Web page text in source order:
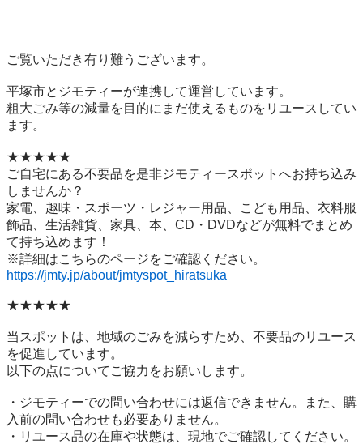
ご覧いただき有り難うございます。
平塚市とジモティーが連携して運営しています。
粗⼤ごみ等の減量を⽬的にまだ使えるものをリユースしてい
ます。
★★★★★
ご自宅にある不要品を是非ジモティースポットへお持ち込み
しませんか？
家電、趣味・スポーツ・レジャー用品、こども用品、衣料服
飾品、生活雑貨、家具、本、CD・DVDなどが無料でまとめ
て持ち込めます！
https://jmty.jp/about/jmtyspot_hiratsuka
★★★★★
当スポットは、地域のごみを減らすため、不要品のリユース
を促進しています。
以下の点についてご協力をお願いします。
・ジモティーでの問い合わせには返信できません。また、購
入前の問い合わせも必要ありません。
・リユース品の在庫や状態は、現地でご確認してください。